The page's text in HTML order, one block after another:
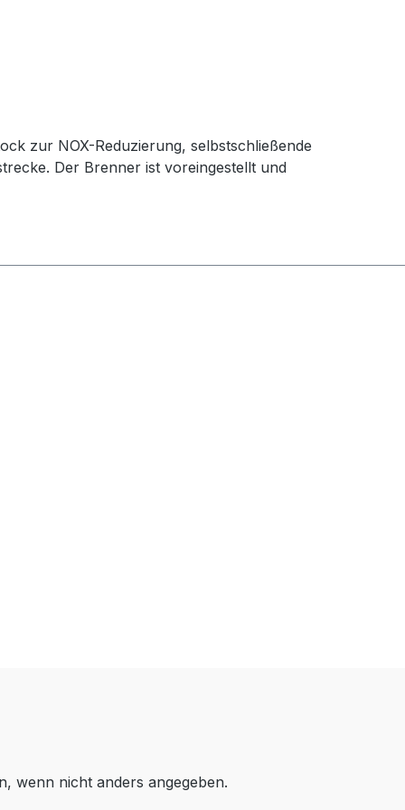
zur NOX-Reduzierung, selbstschließende
Der Brenner ist voreingestellt und
wenn nicht anders angegeben.